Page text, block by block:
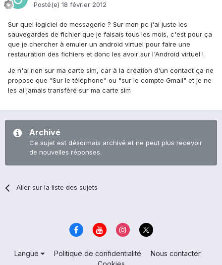
Posté(e) 18 février 2012
Sur quel logiciel de messagerie ? Sur mon pc j'ai juste les
sauvegardes de fichier que je faisais tous les mois, c'est pour ça
que je chercher à emuler un android virtuel pour faire une
restauration des fichiers et donc les avoir sur l'Android virtuel !
Je n'ai rien sur ma carte sim, car à la création d'un contact ça ne
propose que "Sur le téléphone" ou "sur le compte Gmail" et je ne
les ai jamais transféré sur ma carte sim
Archivé
Ce sujet est désormais archivé et ne peut plus recevoir
de nouvelles réponses.
Aller sur la liste des sujets
Langue Politique de confidentialité
Nous contacter